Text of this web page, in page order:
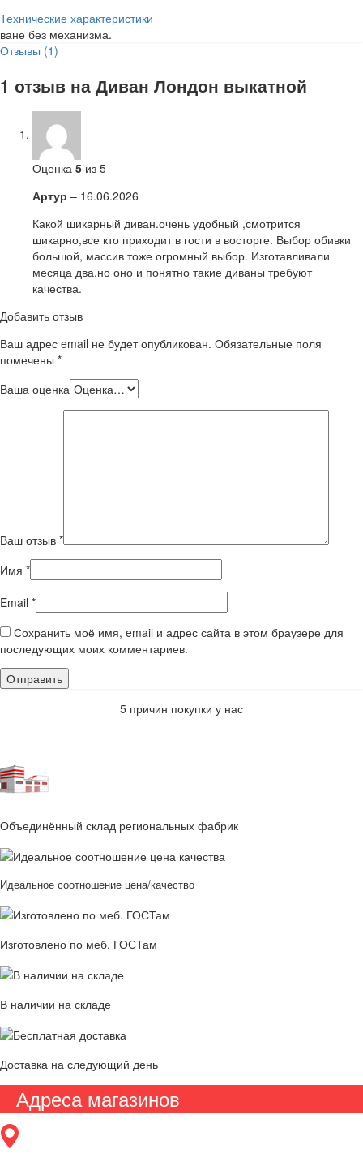
Технические характеристики
ване без механизма.
Отзывы (1)
1 отзыв на Диван Лондон выкатной
Оценка 5 из 5
Артур – 16.06.2026
Какой шикарный диван.очень удобный ,смотрится
шикарно,все кто приходит в гости в восторге. Выбор обивки
большой, массив тоже огромный выбор. Изготавливали
месяца два,но оно и понятно такие диваны требуют
качества.
Добавить отзыв
Ваш адрес email не будет опубликован. Обязательные поля
помечены *
Ваша оценка
Ваш отзыв *
Имя *
Email *
Сохранить моё имя, email и адрес сайта в этом браузере для
последующих моих комментариев.
5 причин покупки у нас
Объединённый склад региональных фабрик
Идеальное соотношение цена/качество
Изготовлено по меб. ГОСТам
В наличии на складе
Доставка на следующий день
Адреса магазинов